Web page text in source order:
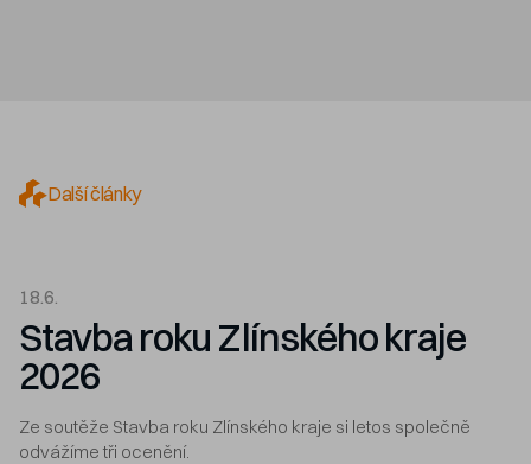
Další články
18.6.
Stavba roku Zlínského kraje
2026
Ze soutěže Stavba roku Zlínského kraje si letos společně
odvážíme tři ocenění.